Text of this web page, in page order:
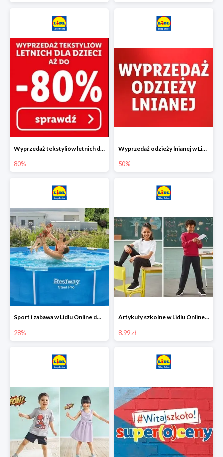
Wyprzedaż tekstyliów letnich dla dzieci w Lidlu Online do -80%
80%
Wyprzedaż odzieży lnianej w Lidlu Online do -50%
50%
Sport i zabawa w Lidlu Online do -28%
28%
Artykuły szkolne w Lidlu Online od 8,99 zł
8.99 zł